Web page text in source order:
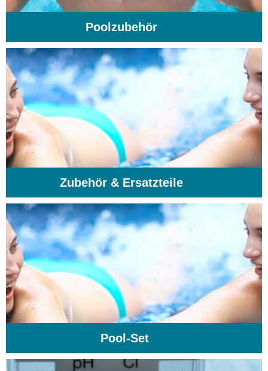
Poolzubehör
Zubehör & Ersatzteile
Pool-Set